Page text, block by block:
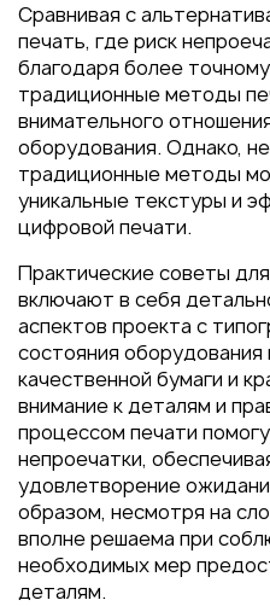
Сравнивая с
печать, где риск
благодаря более
традиционные методы
внимательного
оборудования. Однако,
традиционные методы
уникальные текстуры и
цифровой печати.
Практические советы
включают в себя
аспектов проекта с
состояния оборудования
качественной бумаги и
внимание к деталям и
процессом печати
непроечатки,
удовлетворение
образом, несмотря на
вполне решаема при
необходимых мер
деталям.